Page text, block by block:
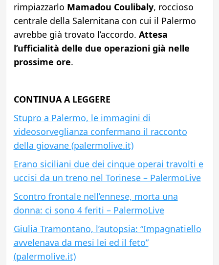
rimpiazzarlo Mamadou Coulibaly, roccioso
centrale della Salernitana con cui il Palermo
avrebbe già trovato l’accordo. Attesa
l’ufficialità delle due operazioni già nelle
prossime ore.
CONTINUA A LEGGERE
Stupro a Palermo, le immagini di
videosorveglianza confermano il racconto
della giovane (palermolive.it)
Erano siciliani due dei cinque operai travolti e
uccisi da un treno nel Torinese – PalermoLive
Scontro frontale nell’ennese, morta una
donna: ci sono 4 feriti – PalermoLive
Giulia Tramontano, l’autopsia: “Impagnatiello
avvelenava da mesi lei ed il feto”
(palermolive.it)